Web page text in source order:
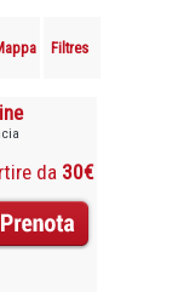
Filtres
da 30€